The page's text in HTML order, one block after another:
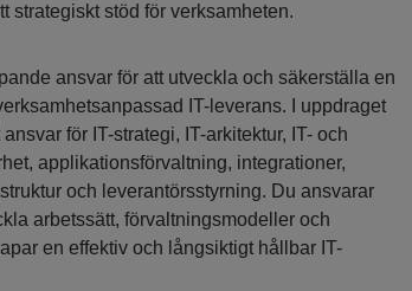
strategiskt stöd för verksamheten.
ansvar för att utveckla och säkerställa en
IT-leverans. I uppdraget
för IT-strategi, IT-arkitektur, IT- och
applikationsförvaltning, integrationer,
och leverantörsstyrning. Du ansvarar
arbetssätt, förvaltningsmodeller och
en effektiv och långsiktigt hållbar IT-